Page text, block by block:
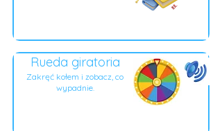
Rueda giratoria
Zakręć kołem i zobacz, co
wypadnie.